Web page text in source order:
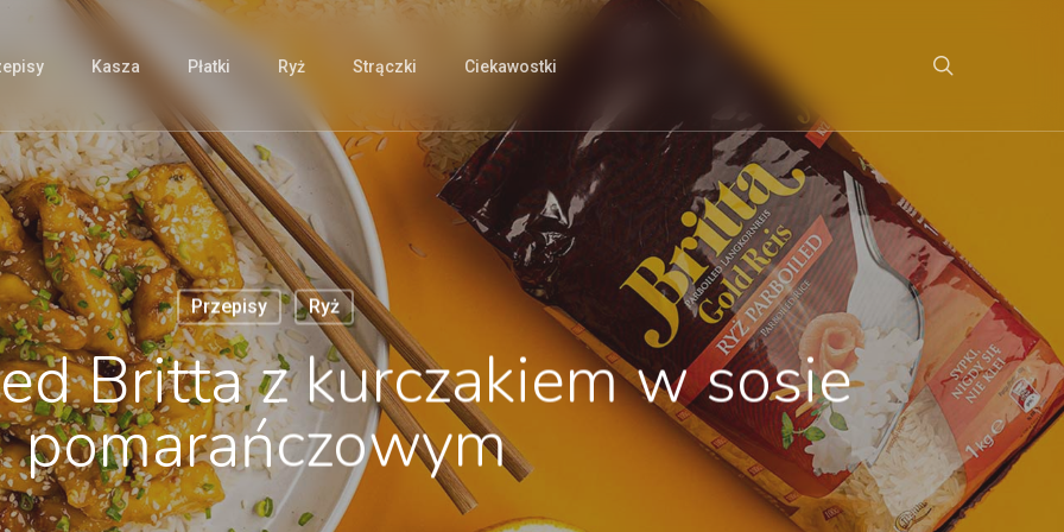
Kasza Płatki Ryż Strączki Ciekawostki
Przepisy Ryż
Britta z kurczakiem w sosie
pomarańczowym